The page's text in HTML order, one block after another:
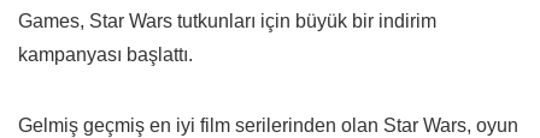
Games, Star Wars tutkunları için büyük bir indirim
kampanyası başlattı.
Gelmiş geçmiş en iyi film serilerinden olan Star Wars, oyun